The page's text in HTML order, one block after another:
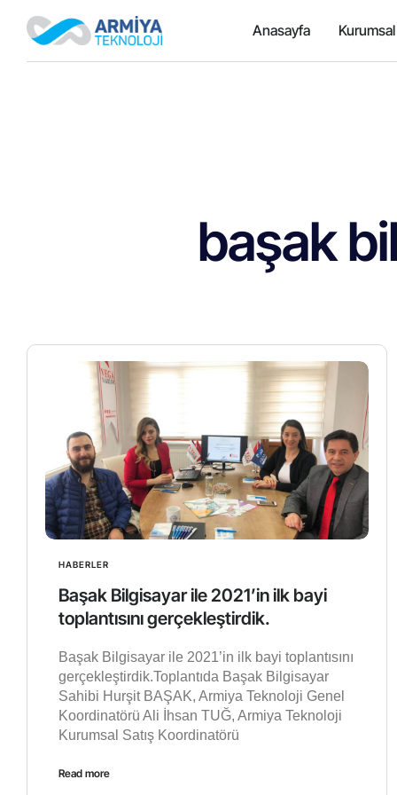
Anasayfa Kurumsal
başak
HABERLER
Başak Bilgisayar ile 2021’in ilk bayi
toplantısını gerçekleştirdik.
Başak Bilgisayar ile 2021’in ilk bayi toplantısını
gerçekleştirdik.Toplantıda Başak Bilgisayar
Sahibi Hurşit BAŞAK, Armiya Teknoloji Genel
Koordinatörü Ali İhsan TUĞ, Armiya Teknoloji
Kurumsal Satış Koordinatörü
Read more